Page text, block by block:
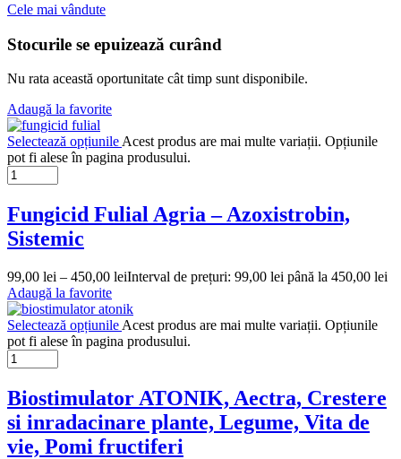
Cele mai vândute
Stocurile se epuizează curând
Nu rata această oportunitate cât timp sunt disponibile.
Adaugă la favorite
Selectează opțiunile Acest produs are mai multe variații. Opțiunile
pot fi alese în pagina produsului.
Fungicid Fulial Agria – Azoxistrobin,
Sistemic
99,00 lei – 450,00 leiInterval de prețuri: 99,00 lei până la 450,00 lei
Adaugă la favorite
Selectează opțiunile Acest produs are mai multe variații. Opțiunile
pot fi alese în pagina produsului.
Biostimulator ATONIK, Aectra, Crestere
si inradacinare plante, Legume, Vita de
vie, Pomi fructiferi